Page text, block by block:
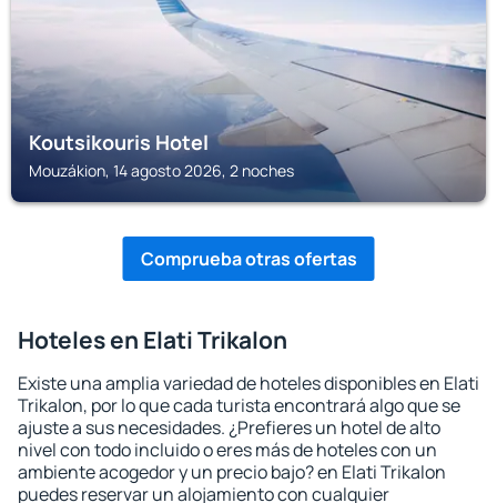
Koutsikouris Hotel
Mouzákion, 14 agosto 2026, 2 noches
Comprueba otras ofertas
Hoteles en Elati Trikalon
Existe una amplia variedad de hoteles disponibles en Elati
Trikalon, por lo que cada turista encontrará algo que se
ajuste a sus necesidades. ¿Prefieres un hotel de alto
nivel con todo incluido o eres más de hoteles con un
ambiente acogedor y un precio bajo? en Elati Trikalon
puedes reservar un alojamiento con cualquier